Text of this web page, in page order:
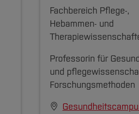
Fachbereich Pflege-,
Hebammen- und
Professorin für
und
Forschungsmethoden